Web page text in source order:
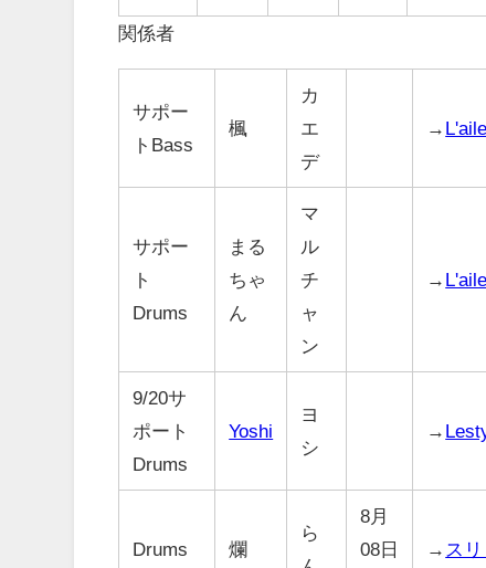
関係者
サポー
トBass
楓
カ
エ
デ
→
サポー
ト
Drums
まる
ちゃ
ん
マ
ル
チ
ャ
ン
→
9/20サ
ポート
Drums
Yoshi
ヨ
シ
→
Drums 爛
ら
8月
08日
→ ス